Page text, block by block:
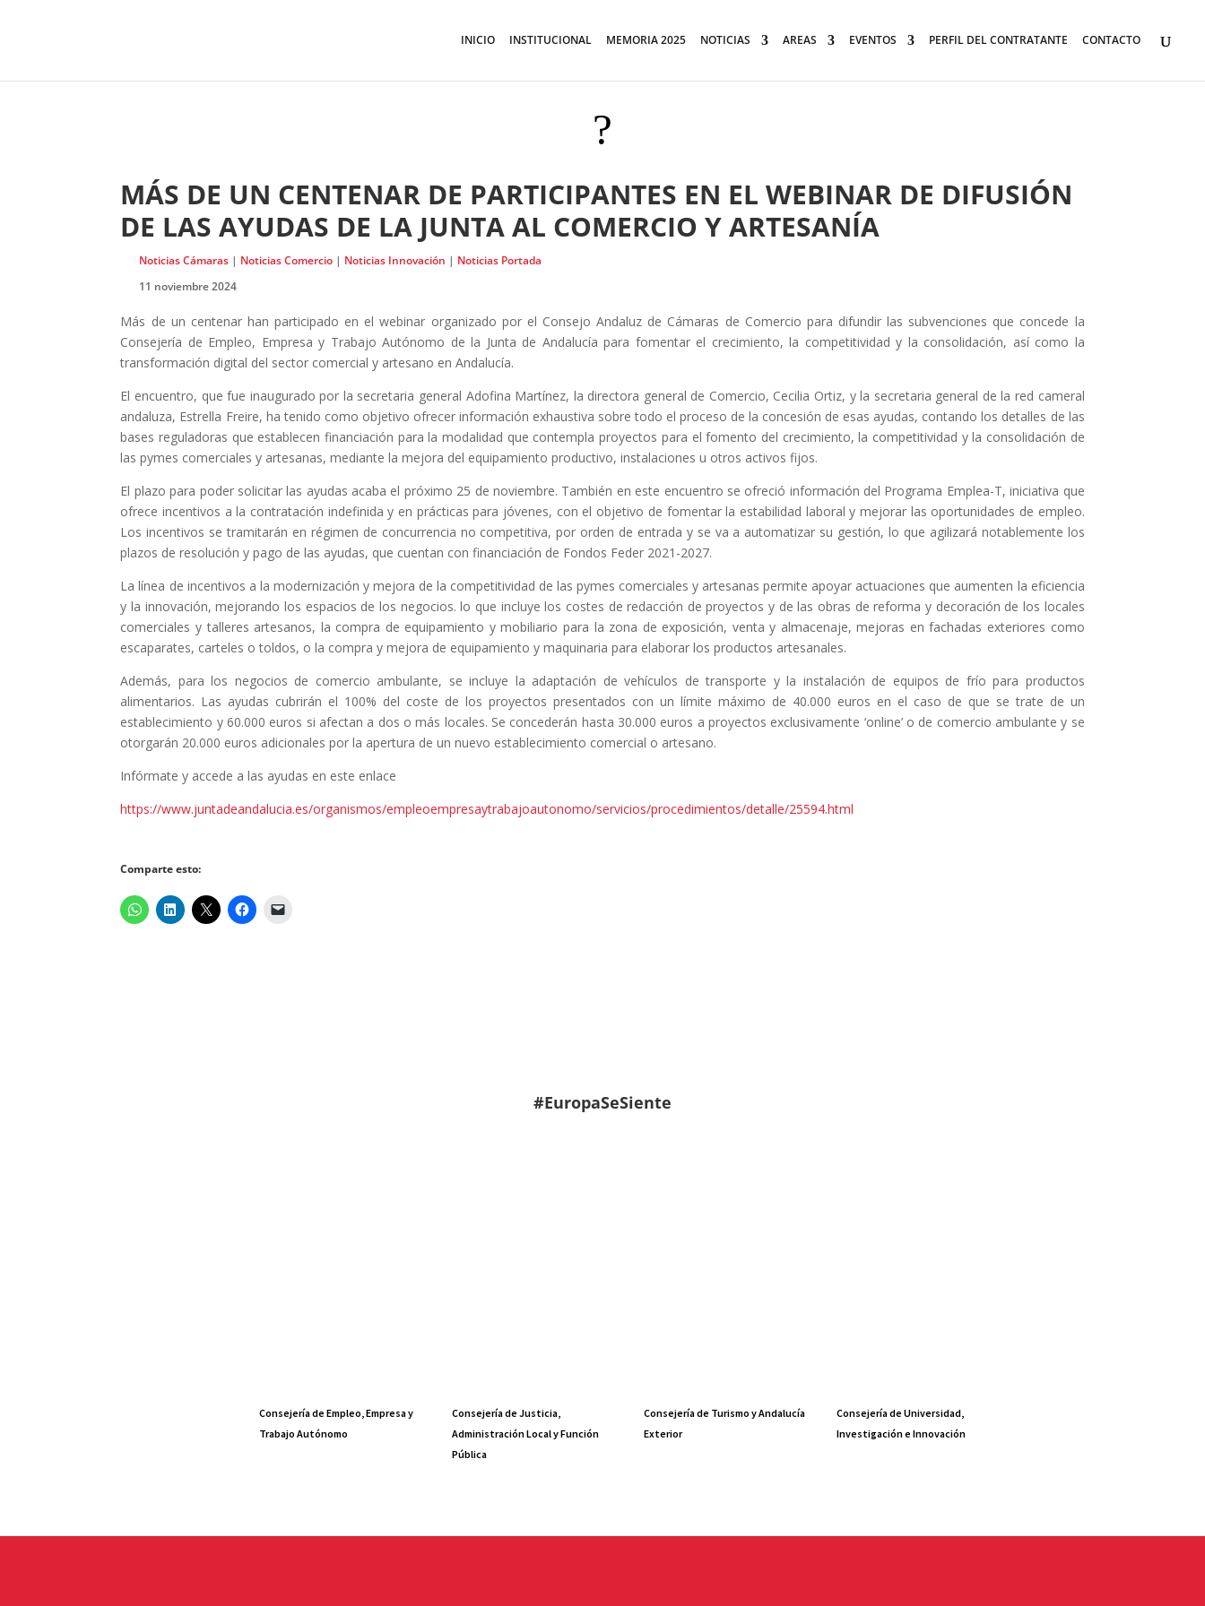
INICIO INSTITUCIONAL MEMORIA 2025 NOTICIAS AREAS EVENTOS PERFIL DEL CONTRATANTE CONTACTO
?
MÁS DE UN CENTENAR DE PARTICIPANTES EN EL WEBINAR DE DIFUSIÓN
DE LAS AYUDAS DE LA JUNTA AL COMERCIO Y ARTESANÍA
Noticias Cámaras| Noticias Comercio| Noticias Innovación | Noticias Portada
11 noviembre 2024
Más de un centenar han participado en el webinar organizado por el Consejo Andaluz de Cámaras de Comercio para difundir las subvenciones que concede la
Consejería de Empleo, Empresa y Trabajo Autónomo de la Junta de Andalucía para fomentar el crecimiento, la competitividad y la consolidación, así como la
transformación digital del sector comercial y artesano en Andalucía.
El encuentro, que fue inaugurado por la secretaria general Adofina Martínez, la directora general de Comercio, Cecilia Ortiz, y la secretaria general de la red cameral
andaluza, Estrella Freire, ha tenido como objetivo ofrecer información exhaustiva sobre todo el proceso de la concesión de esas ayudas, contando los detalles de las
bases reguladoras que establecen financiación para la modalidad que contempla proyectos para el fomento del crecimiento, la competitividad y la consolidación de
las pymes comerciales y artesanas, mediante la mejora del equipamiento productivo, instalaciones u otros activos fijos.
El plazo para poder solicitar las ayudas acaba el próximo 25 de noviembre. También en este encuentro se ofreció información del Programa Emplea-T, iniciativa que
ofrece incentivos a la contratación indefinida y en prácticas para jóvenes, con el objetivo de fomentar la estabilidad laboral y mejorar las oportunidades de empleo.
Los incentivos se tramitarán en régimen de concurrencia no competitiva, por orden de entrada y se va a automatizar su gestión, lo que agilizará notablemente los
plazos de resolución y pago de las ayudas, que cuentan con financiación de Fondos Feder 2021-2027.
La línea de incentivos a la modernización y mejora de la competitividad de las pymes comerciales y artesanas permite apoyar actuaciones que aumenten la eficiencia
y la innovación, mejorando los espacios de los negocios. lo que incluye los costes de redacción de proyectos y de las obras de reforma y decoración de los locales
comerciales y talleres artesanos, la compra de equipamiento y mobiliario para la zona de exposición, venta y almacenaje, mejoras en fachadas exteriores como
escaparates, carteles o toldos, o la compra y mejora de equipamiento y maquinaria para elaborar los productos artesanales.
Además, para los negocios de comercio ambulante, se incluye la adaptación de vehículos de transporte y la instalación de equipos de frío para productos
alimentarios. Las ayudas cubrirán el 100% del coste de los proyectos presentados con un límite máximo de 40.000 euros en el caso de que se trate de un
establecimiento y 60.000 euros si afectan a dos o más locales. Se concederán hasta 30.000 euros a proyectos exclusivamente ‘online’ o de comercio ambulante y se
otorgarán 20.000 euros adicionales por la apertura de un nuevo establecimiento comercial o artesano.
Infórmate y accede a las ayudas en este enlace
https://www.juntadeandalucia.es/organismos/empleoempresaytrabajoautonomo/servicios/procedimientos/detalle/25594.html
Comparte esto:
#EuropaSeSiente
Consejería de Empleo, Empresa y
Trabajo Autónomo
Consejería de Justicia,
Administración Local y Función
Pública
Consejería de Turismo y Andalucía
Exterior
Consejería de Universidad,
Investigación e Innovación